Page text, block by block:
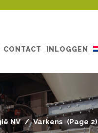
CONTACT INLOGGEN
NV / Varkens (Page 2)